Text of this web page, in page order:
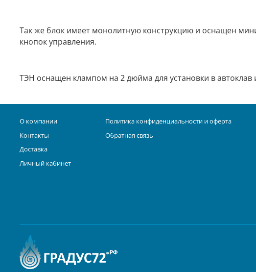
Так же блок имеет монолитную конструкцию и оснащен
кнопок управления.
ТЭН оснащен клампом на 2 дюйма для установки в
О компании
Контакты
Доставка
Личный кабинет
Политика конфиденциальности и оферта
Обратная связь